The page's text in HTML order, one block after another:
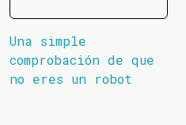
Una simple
comprobación de que
no eres un robot